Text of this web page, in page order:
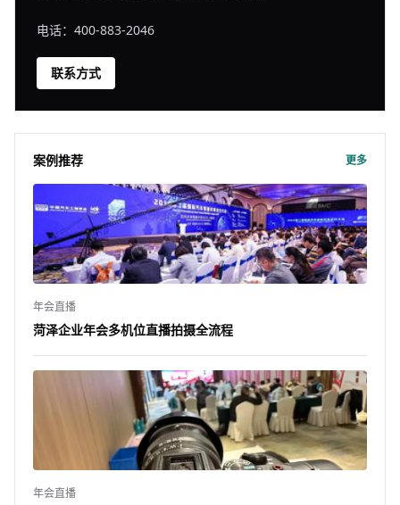
电话：400-883-2046
联系方式
案例推荐 更多
年会直播
菏泽企业年会多机位直播拍摄全流程
年会直播